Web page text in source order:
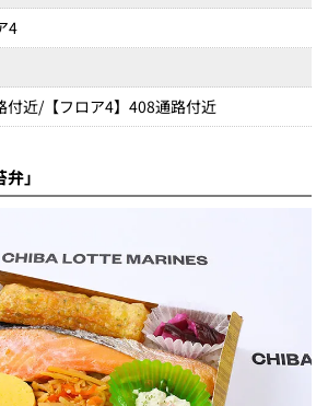
4
付近/【フロア4】408通路付近
」